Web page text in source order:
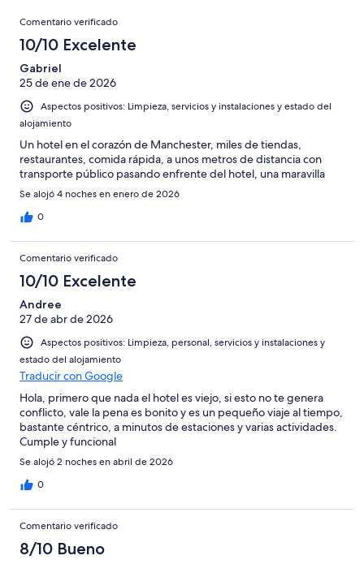
puntuación
Normal
una
puntuación
Mediocre
2149
una
puntuación
de
Comentarios
Comentario verificado
10/10 Excelente
Gabriel
25 de ene de 2026
Aspectos positivos: Limpieza, servicios y instalaciones y estado del
alojamiento
Un hotel en el corazón de Manchester, miles de tiendas,
restaurantes, comida rápida, a unos metros de distancia con
transporte público pasando enfrente del hotel, una maravilla
Se alojó 4 noches en enero de 2026
0
Comentario verificado
10/10 Excelente
Andree
27 de abr de 2026
Aspectos positivos: Limpieza, personal, servicios y instalaciones y
estado del alojamiento
Traducir con Google
Hola, primero que nada el hotel es viejo, si esto no te genera
conflicto, vale la pena es bonito y es un pequeño viaje al tiempo,
bastante céntrico, a minutos de estaciones y varias actividades.
Cumple y funcional
Se alojó 2 noches en abril de 2026
0
Comentario verificado
8/10 Bueno